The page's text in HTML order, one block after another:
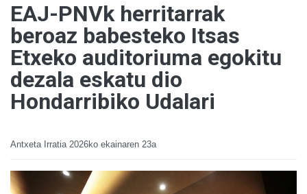
EAJ-PNVk herritarrak
beroaz babesteko Itsas
Etxeko auditoriuma egokitu
dezala eskatu dio
Hondarribiko Udalari
Antxeta Irratia 2026ko ekainaren 23a